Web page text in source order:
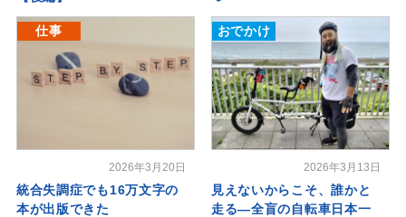
仕事
2026年3月20日
統合失調症でも16万文字の
本が出版できた
おでかけ
2026年3月13日
見えないからこそ、誰かと
走る―全盲の自転車日本一